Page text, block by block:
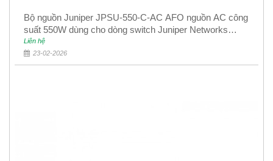
Bộ nguồn Juniper JPSU-550-C-AC AFO nguồn AC công
suất 550W dùng cho dòng switch Juniper Networks
EX4400
Liên hệ
23-02-2026